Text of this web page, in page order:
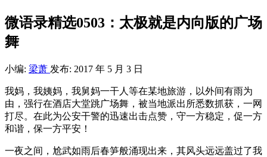
微语录精选0503：太极就是内向版的广场
舞
小编: 梁萧 发布: 2017 年 5 月 3 日
我妈，我姨妈，我舅妈一干人等在某地旅游，以外间有雨为
由，强行在酒店大堂跳广场舞，被当地派出所悉数抓获，一网
打尽。在此为公安干警的迅速出击点赞，守一方稳定，促一方
和谐，保一方平安！ ​
一夜之间，尬武如雨后春笋般涌现出来，其风头远远盖过了我